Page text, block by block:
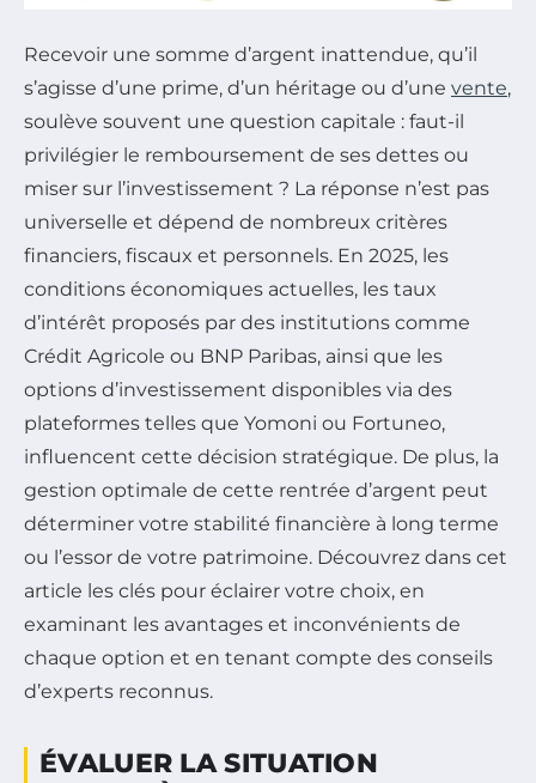
Recevoir une somme d’argent inattendue, qu’il
s’agisse d’une prime, d’un héritage ou d’une vente,
soulève souvent une question capitale : faut-il
privilégier le remboursement de ses dettes ou
miser sur l’investissement ? La réponse n’est pas
universelle et dépend de nombreux critères
financiers, fiscaux et personnels. En 2025, les
conditions économiques actuelles, les taux
d’intérêt proposés par des institutions comme
Crédit Agricole ou BNP Paribas, ainsi que les
options d’investissement disponibles via des
plateformes telles que Yomoni ou Fortuneo,
influencent cette décision stratégique. De plus, la
gestion optimale de cette rentrée d’argent peut
déterminer votre stabilité financière à long terme
ou l’essor de votre patrimoine. Découvrez dans cet
article les clés pour éclairer votre choix, en
examinant les avantages et inconvénients de
chaque option et en tenant compte des conseils
d’experts reconnus.
ÉVALUER LA SITUATION